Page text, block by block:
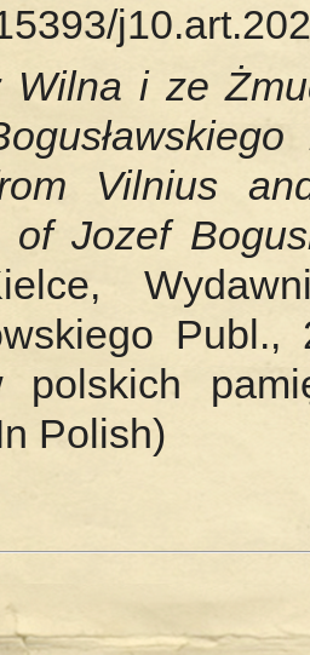
Wilna i ze
Vilnius
of Jozef
polskich
Polish)